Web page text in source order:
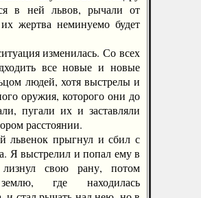
в ней львов, рычали от
жертва неминуемо будет
изменилась. Со всех
все новые и новые
людей, хотя выстрелы и
оружия, которого они до
пугали их и заставляли
расстоянии.
прыгнул и сбил с
Я выстрелил и попал ему в
свою рану, потом
где находилась